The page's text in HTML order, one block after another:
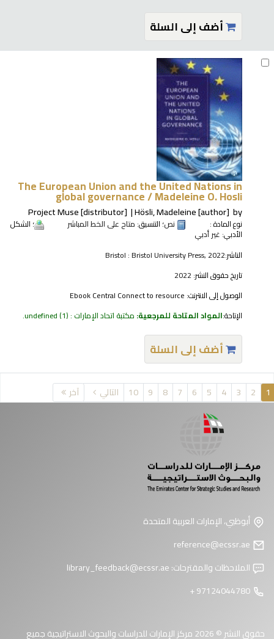
أضف إلى السلة
The European Union and the United Nations in
global governance /Madeleine O. Hosli
by
Hösli, Madeleine[author]
Project Muse[distributor]
نوع المادة : نص؛ التنسيق: متاح على الخط المباشر ؛ الشكل
الأدبي: غير أدبي
الناشر:Bristol : Bristol University Press, 2022
تاريخ حقوق النشر:
الوصول إلى الانترنت: Ebook Central Connect to resource
الإتاحة:المواد المتاحة للمرجعية: مكتبة اتحاد الإمارات : undefined(1).
أضف إلى السلة
1
2
3
4
5
6
7
8
9
10 التالي آخر
أبوظبي، الإمارات العربية المتحدة
الملاحظات والمقترحات:library_feedback@ecssr.ae
حقوق النشر © 2026 مركز الإمارات للدراسات والبحوث الاستراتيجية جميع